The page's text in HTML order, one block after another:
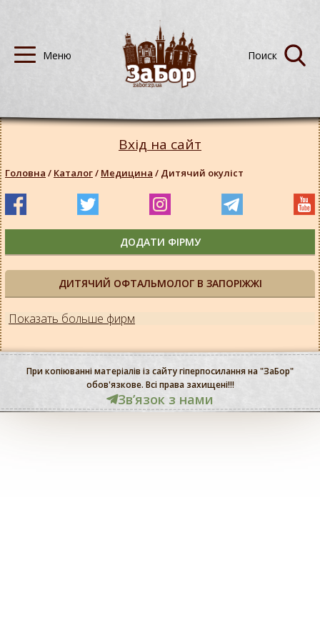
ДИТЯЧИЙ ОФТАЛЬМОЛОГ В ЗАПОРІЖЖІ
Показать больше фирм
Вхід на сайт
Головна / Каталог/ Медицина / Дитячий окуліст
ДОДАТИ ФІРМУ
При копіюванні матеріалів із сайту гіперпосилання на "ЗаБор"
обов'язкове. Всі права захищені!!!
Звʼязок з нами